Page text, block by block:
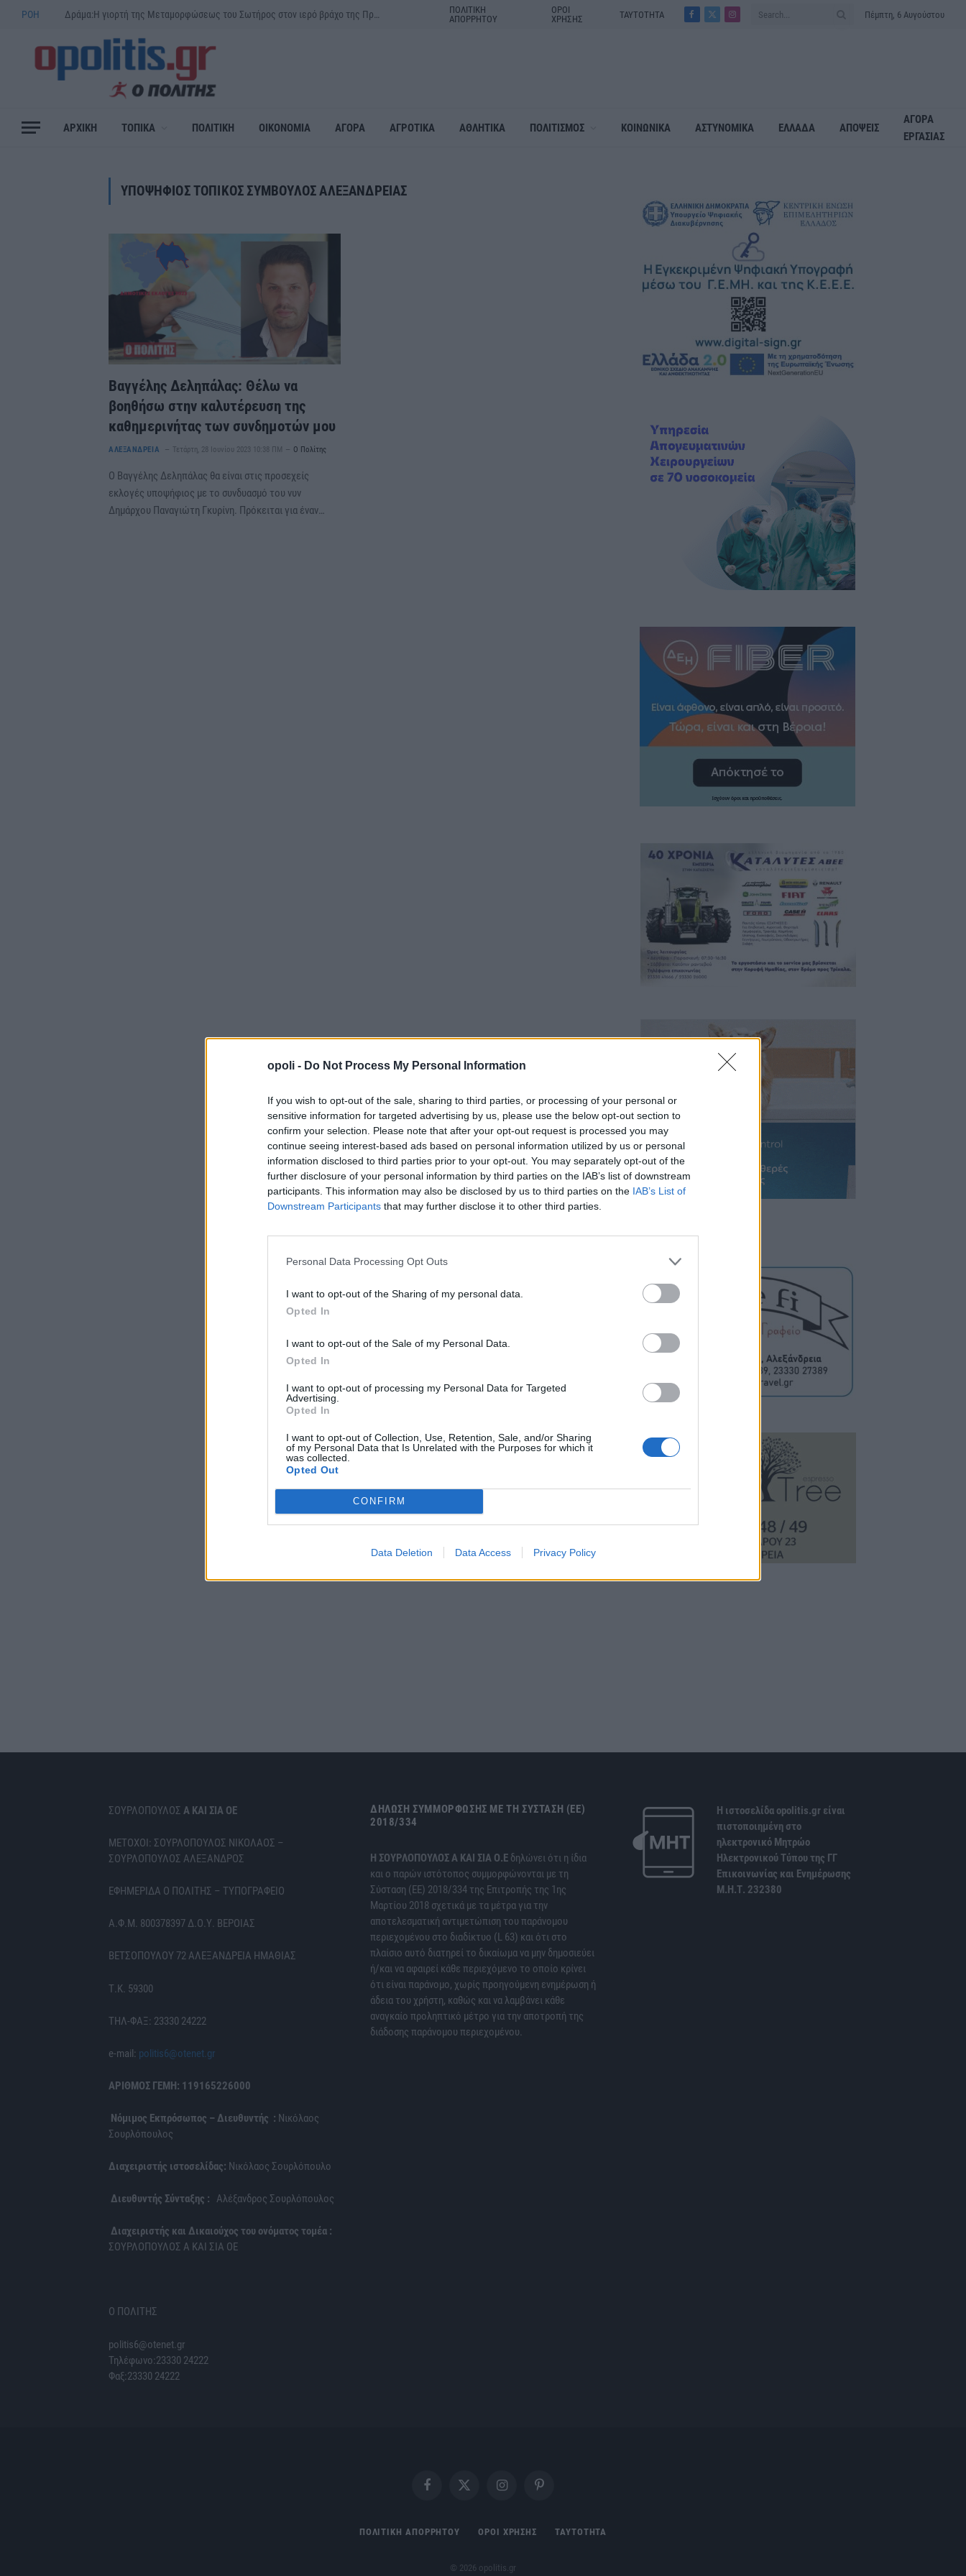
opoli - Do Not Process My Personal Information
If you wish to opt-out of the sale, sharing to third parties, or processing of your personal or
sensitive information for targeted advertising by us, please use the below opt-out section to
confirm your selection. Please note that after your opt-out request is processed you may
continue seeing interest-based ads based on personal information utilized by us or personal
information disclosed to third parties prior to your opt-out. You may separately opt-out of the
further disclosure of your personal information by third parties on the IAB’s list of downstream
participants. This information may also be disclosed by us to third parties on the IAB’s List of
Downstream Participants that may further disclose it to other third parties.
Personal Data Processing Opt Outs
I want to opt-out of the Sharing of my personal data.
Opted In
I want to opt-out of the Sale of my Personal Data.
Opted In
I want to opt-out of processing my Personal Data for Targeted
Advertising.
Opted In
I want to opt-out of Collection, Use, Retention, Sale, and/or Sharing
of my Personal Data that Is Unrelated with the Purposes for which it
was collected.
Opted Out
CONFIRM
Data Deletion Data Access Privacy Policy
ΡΟΗ
ΠΟΛΙΤΙΚΗ
ΑΠΟΡΡΗΤΟΥ
ΟΡΟΙ
ΧΡΗΣΗΣ
ΤΑΥΤΟΤΗΤΑ
Facebook
X
Instagram
Πέμπτη, 6 Αυγούστου
ΑΡΧΙΚΗ ΤΟΠΙΚΑ ΠΟΛΙΤΙΚΗ ΟΙΚΟΝΟΜΙΑ ΑΓΟΡΑ ΑΓΡΟΤΙΚΑ ΑΘΛΗΤΙΚΑ ΠΟΛΙΤΙΣΜΟΣ ΚΟΙΝΩΝΙΚΑ ΑΣΤΥΝΟΜΙΚΑ ΕΛΛΑΔΑ ΑΠΟΨΕΙΣ
ΑΓΟΡΑ
ΕΡΓΑΣΙΑΣ
ΥΠΟΨΗΦΙΟΣ ΤΟΠΙΚΟΣ ΣΥΜΒΟΥΛΟΣ ΑΛΕΞΑΝΔΡΕΙΑΣ
Βαγγέλης Δεληπάλας: Θέλω να
βοηθήσω στην καλυτέρευση της
καθημερινήτας των συνδημοτών μου
ΑΛΕΞΑΝΔΡΕΙΑ Τετάρτη, 28 Ιουνίου 2023 10:38 ΠΜ Ο Πολίτης
Ο Βαγγέλης Δεληπάλας θα είναι στις προσεχείς
εκλογές υποψήφιος με το συνδυασμό του νυν
Δημάρχου Παναγιώτη Γκυρίνη. Πρόκειται για έναν…
ΣΟΥΡΛΟΠΟΥΛΟΣ Α ΚΑΙ ΣΙΑ ΟΕ
ΜΕΤΟΧΟΙ: ΣΟΥΡΛΟΠΟΥΛΟΣ ΝΙΚΟΛΑΟΣ –
ΣΟΥΡΛΟΠΟΥΛΟΣ ΑΛΕΞΑΝΔΡΟΣ
ΕΦΗΜΕΡΙΔΑ Ο ΠΟΛΙΤΗΣ – ΤΥΠΟΓΡΑΦΕΙΟ
Α.Φ.Μ. 800378397 Δ.Ο.Υ. ΒΕΡΟΙΑΣ
ΒΕΤΣΟΠΟΥΛΟΥ 72 ΑΛΕΞΑΝΔΡΕΙΑ ΗΜΑΘΙΑΣ
Τ.Κ. 59300
ΤΗΛ-ΦΑΞ: 23330 24222
e-mail: politis6@otenet.gr
ΑΡΙΘΜΟΣ ΓΕΜΗ: 119165226000
Νόμιμος Εκπρόσωπος – Διευθυντής : Νικόλαος
Σουρλόπουλος
Διαχειριστής ιστοσελίδας: Νικόλαος Σουρλόπουλο
Διευθυντής Σύνταξης : Αλέξανδρος Σουρλόπουλος
Διαχειριστής και Δικαιούχος του ονόματος τομέα :
ΣΟΥΡΛΟΠΟΥΛΟΣ Α ΚΑΙ ΣΙΑ ΟΕ
Ο ΠΟΛΙΤΗΣ
politis6@otenet.gr
Τηλέφωνο:23330 24222
Φαξ:23330 24222
ΔΉΛΩΣΗ ΣΥΜΜΌΡΦΩΣΗΣ ΜΕ ΤΗ ΣΎΣΤΑΣΗ (ΕΕ)
2018/334
H ΣΟΥΡΛΟΠΟΥΛΟΣ Α ΚΑΙ ΣΙΑ Ο.Ε δηλώνει ότι η ίδια
και ο παρών ιστότοπος συμμορφώνονται με τη
Σύσταση (ΕΕ) 2018/334 της Επιτροπής της 1ης
Μαρτίου 2018 σχετικά με τα μέτρα για την
αποτελεσματική αντιμετώπιση του παράνομου
περιεχομένου στο διαδίκτυο (L 63) και ότι στο
πλαίσιο αυτό διατηρεί το δικαίωμα να μην δημοσιεύει
ή/και να αφαιρεί κάθε περιεχόμενο το οποίο κρίνει
ότι είναι παράνομο, χωρίς προηγούμενη ενημέρωση ή
άδεια του χρήστη, καθώς και να λαμβάνει κάθε
αναγκαίο προληπτικό μέτρο για την αποτροπή της
διάδοσης παράνομου περιεχομένου.
Η ιστοσελίδα opolitis.gr είναι
πιστοποιημένη στο
ηλεκτρονικό Μητρώο
Ηλεκτρονικού Τύπου της ΓΓ
Επικοινωνίας και Ενημέρωσης
Μ.Η.Τ. 232380
FacebookX
InstagramPinterest
ΠΟΛΙΤΙΚΗ ΑΠΟΡΡΗΤΟΥ ΟΡΟΙ ΧΡΗΣΗΣ ΤΑΥΤΟΤΗΤΑ
© 2026 opolitis.gr